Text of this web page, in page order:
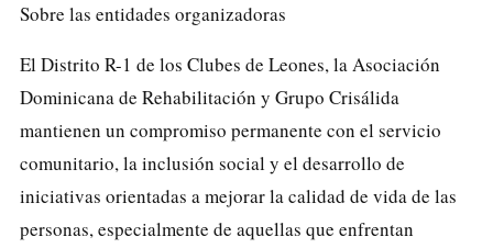
Sobre las entidades organizadoras
El Distrito R-1 de los Clubes de Leones, la Asociación
Dominicana de Rehabilitación y Grupo Crisálida
mantienen un compromiso permanente con el servicio
comunitario, la inclusión social y el desarrollo de
iniciativas orientadas a mejorar la calidad de vida de las
personas, especialmente de aquellas que enfrentan